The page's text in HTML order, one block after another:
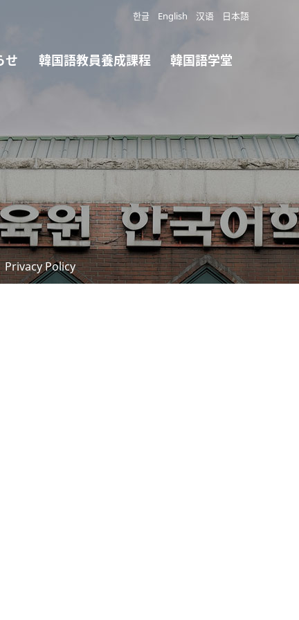
한글 English 汉语 日本語
せ 韓国語教員養成課程 韓国語学堂
Privacy Policy